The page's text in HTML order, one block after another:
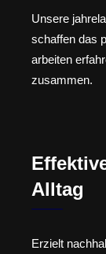
Unsere
schaffen das
arbeiten
zusammen.
Alltag
Erzielt